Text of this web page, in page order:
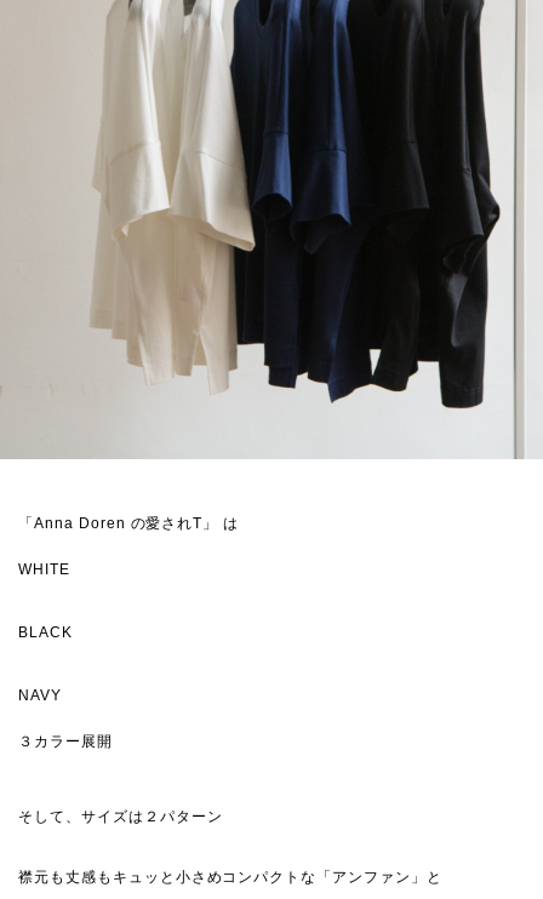
「Anna Doren の愛されT」 は
WHITE
BLACK
NAVY
３カラー展開
そして、サイズは２パターン
襟元も丈感もキュッと小さめコンパクトな「アンファン」と